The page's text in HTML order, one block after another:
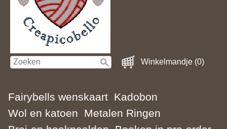
Winkelmandje (0)
Fairybells wenskaart Kadobon
Wol en katoen
Metalen Ringen